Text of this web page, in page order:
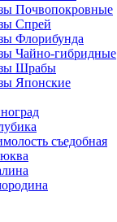
Почвопокровные
Спрей
Флорибунда
Чайно-гибридные
Шрабы
Японские
съедобная